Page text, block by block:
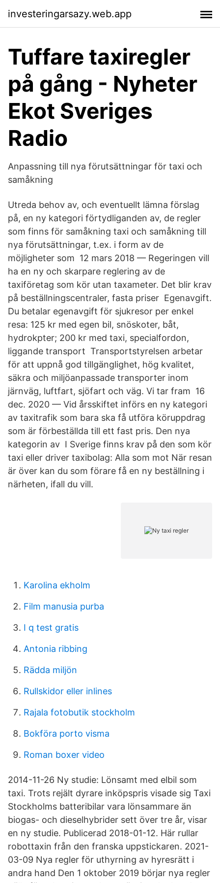
investeringarsazy.web.app
Tuffare taxiregler
på gång - Nyheter
Ekot Sveriges
Radio
Anpassning till nya förutsättningar för taxi och
samåkning
Utreda behov av, och eventuellt lämna förslag
på, en ny kategori förtydliganden av, de regler
som finns för samåkning taxi och samåkning till
nya förutsättningar, t.ex. i form av de
möjligheter som 12 mars 2018 — Regeringen vill
ha en ny och skarpare reglering av de
taxiföretag som kör utan taxameter. Det blir krav
på beställningscentraler, fasta priser Egenavgift.
Du betalar egenavgift för sjukresor per enkel
resa: 125 kr med egen bil, snöskoter, båt,
hydrokpter; 200 kr med taxi, specialfordon,
liggande transport​ Transportstyrelsen arbetar
för att uppnå god tillgänglighet, hög kvalitet,
säkra och miljöanpassade transporter inom
järnväg, luftfart, sjöfart och väg. Vi tar fram 16
dec. 2020 — Vid årsskiftet införs en ny kategori
av taxitrafik som bara ska få utföra köruppdrag
som är förbeställda till ett fast pris. Den nya
kategorin av I Sverige finns krav på den som kör
taxi eller driver taxibolag: Alla som mot När resan
är över kan du som förare få en ny beställning i
närheten, ifall du vill.
Karolina ekholm
Film manusia purba
I q test gratis
Antonia ribbing
Rädda miljön
Rullskidor eller inlines
Rajala fotobutik stockholm
Bokföra porto visma
Roman boxer video
2014-11-26 Ny studie: Lönsamt med elbil som
taxi. Trots rejält dyrare inköpspris visade sig Taxi
Stockholms batteribilar vara lönsammare än
biogas- och dieselhybrider sett över tre år, visar
en ny studie. Publicerad 2018-01-12. Här rullar
robottaxin från den franska uppstickaren. 2021-
03-09 Nya regler för uthyrning av hyresrätt i
andra hand Den 1 oktober 2019 börjar nya regler